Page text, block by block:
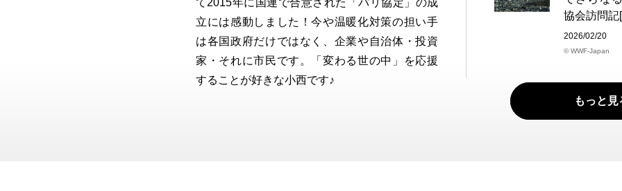
て2015年に国連で合意された「パリ協定」の成
立には感動しました！今や温暖化対策の担い手
は各国政府だけではなく、企業や自治体・投資
家・それに市民です。「変わる世の中」を応援
することが好きな小西です♪
協会訪問記
2026/02/20
© WWF-Japan
もっと見